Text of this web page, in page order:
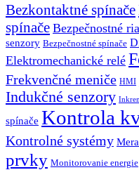
Bezkontaktné spínače
spínače Bezpečnostné
senzory Bezpečnostné spínače
Elektromechanické relé
Frekvenčné meniče HMI
Indukčné senzory
spínače Kontrola
Kontrolné systémy
prvky Monitorovanie energie